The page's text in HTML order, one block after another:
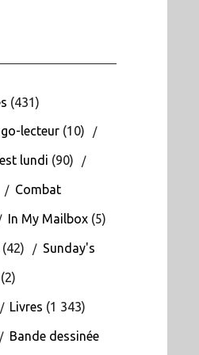
(431)
lecteur(10)
lundi (90)
Combat
In My Mailbox(5)
Sunday's
(2)
Livres (1 343)
Bande dessinée